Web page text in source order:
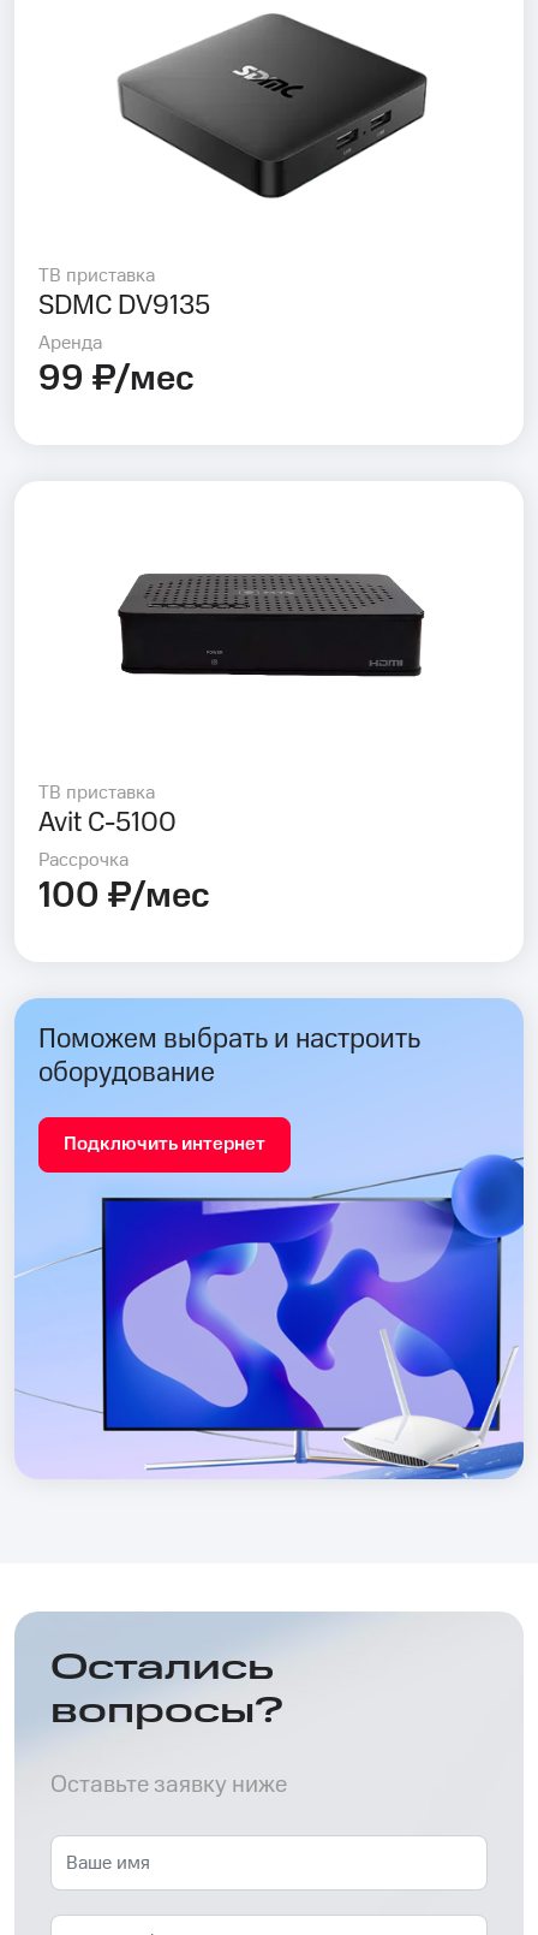
ТВ приставка
SDMC DV9135
Аренда
99 ₽/мес
ТВ приставка
Avit C-5100
Рассрочка
100 ₽/мес
Поможем выбрать и настроить
оборудование
Подключить интернет
Остались
вопросы?
Оставьте заявку ниже